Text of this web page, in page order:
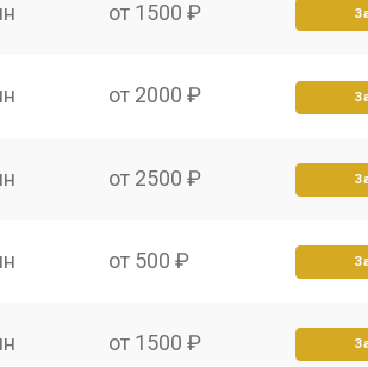
от 1500 ₽
от 2000 ₽
от 2500 ₽
от 500 ₽
от 1500 ₽